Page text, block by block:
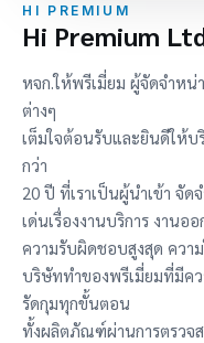
HI PREMIUM
Hi Premium
หจก.ให้พรีเมี่ยม ผู้จัดจำหน่
ต่างๆ
เต็มใจต้อนรับและยินดีให้
กว่า
20 ปี ที่เราเป็นผู้นำเข้า จั
เด่นเรื่องงานบริการ งานอ
ความรับผิดชอบสูงสุด ควา
บริษัททำของพรีเมี่ยมที่มีค
รัดกุมทุกขั้นตอน
ทั้งผลิตภัณฑ์ผ่านการตรวจ